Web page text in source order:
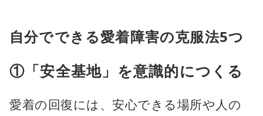
自分でできる愛着障害の克服法5つ
①「安全基地」を意識的につくる
愛着の回復には、安心できる場所や人の